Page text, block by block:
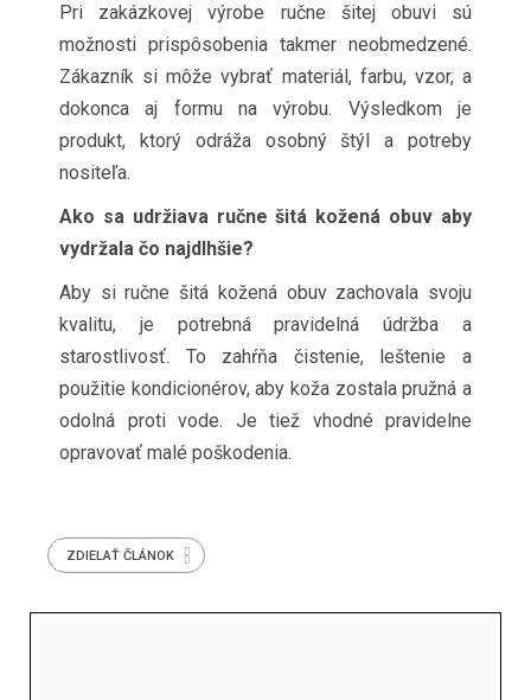
Pri zakázkovej výrobe ručne šitej obuvi sú
možnosti prispôsobenia takmer neobmedzené.
Zákazník si môže vybrať materiál, farbu, vzor, a
dokonca aj formu na výrobu. Výsledkom je
produkt, ktorý odráža osobný štýl a potreby
nositeľa.
Ako sa udržiava ručne šitá kožená obuv aby
vydržala čo najdlhšie?
Aby si ručne šitá kožená obuv zachovala svoju
kvalitu, je potrebná pravidelná údržba a
starostlivosť. To zahŕňa čistenie, leštenie a
použitie kondicionérov, aby koža zostala pružná a
odolná proti vode. Je tiež vhodné pravidelne
opravovať malé poškodenia.
ZDIELAŤ ČLÁNOK